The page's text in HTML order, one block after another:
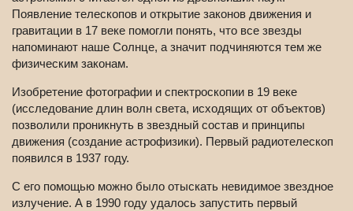
Появление телескопов и открытие законов движения и
гравитации в 17 веке помогли понять, что все звезды
напоминают наше Солнце, а значит подчиняются тем же
физическим законам.
Изобретение фотографии и спектроскопии в 19 веке
(исследование длин волн света, исходящих от объектов)
позволили проникнуть в звездный состав и принципы
движения (создание астрофизики). Первый радиотелескоп
появился в 1937 году.
С его помощью можно было отыскать невидимое звездное
излучение. А в 1990 году удалось запустить первый